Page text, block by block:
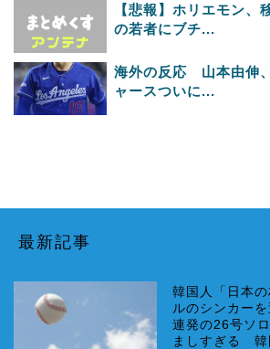
【悲報】ホリエモン、
の若者にブチ...
海外の反応 山本由伸
ャースついに...
最新記事
韓国人「日本
ルのシンカー
連発の26号ソ
ましすぎる 韓